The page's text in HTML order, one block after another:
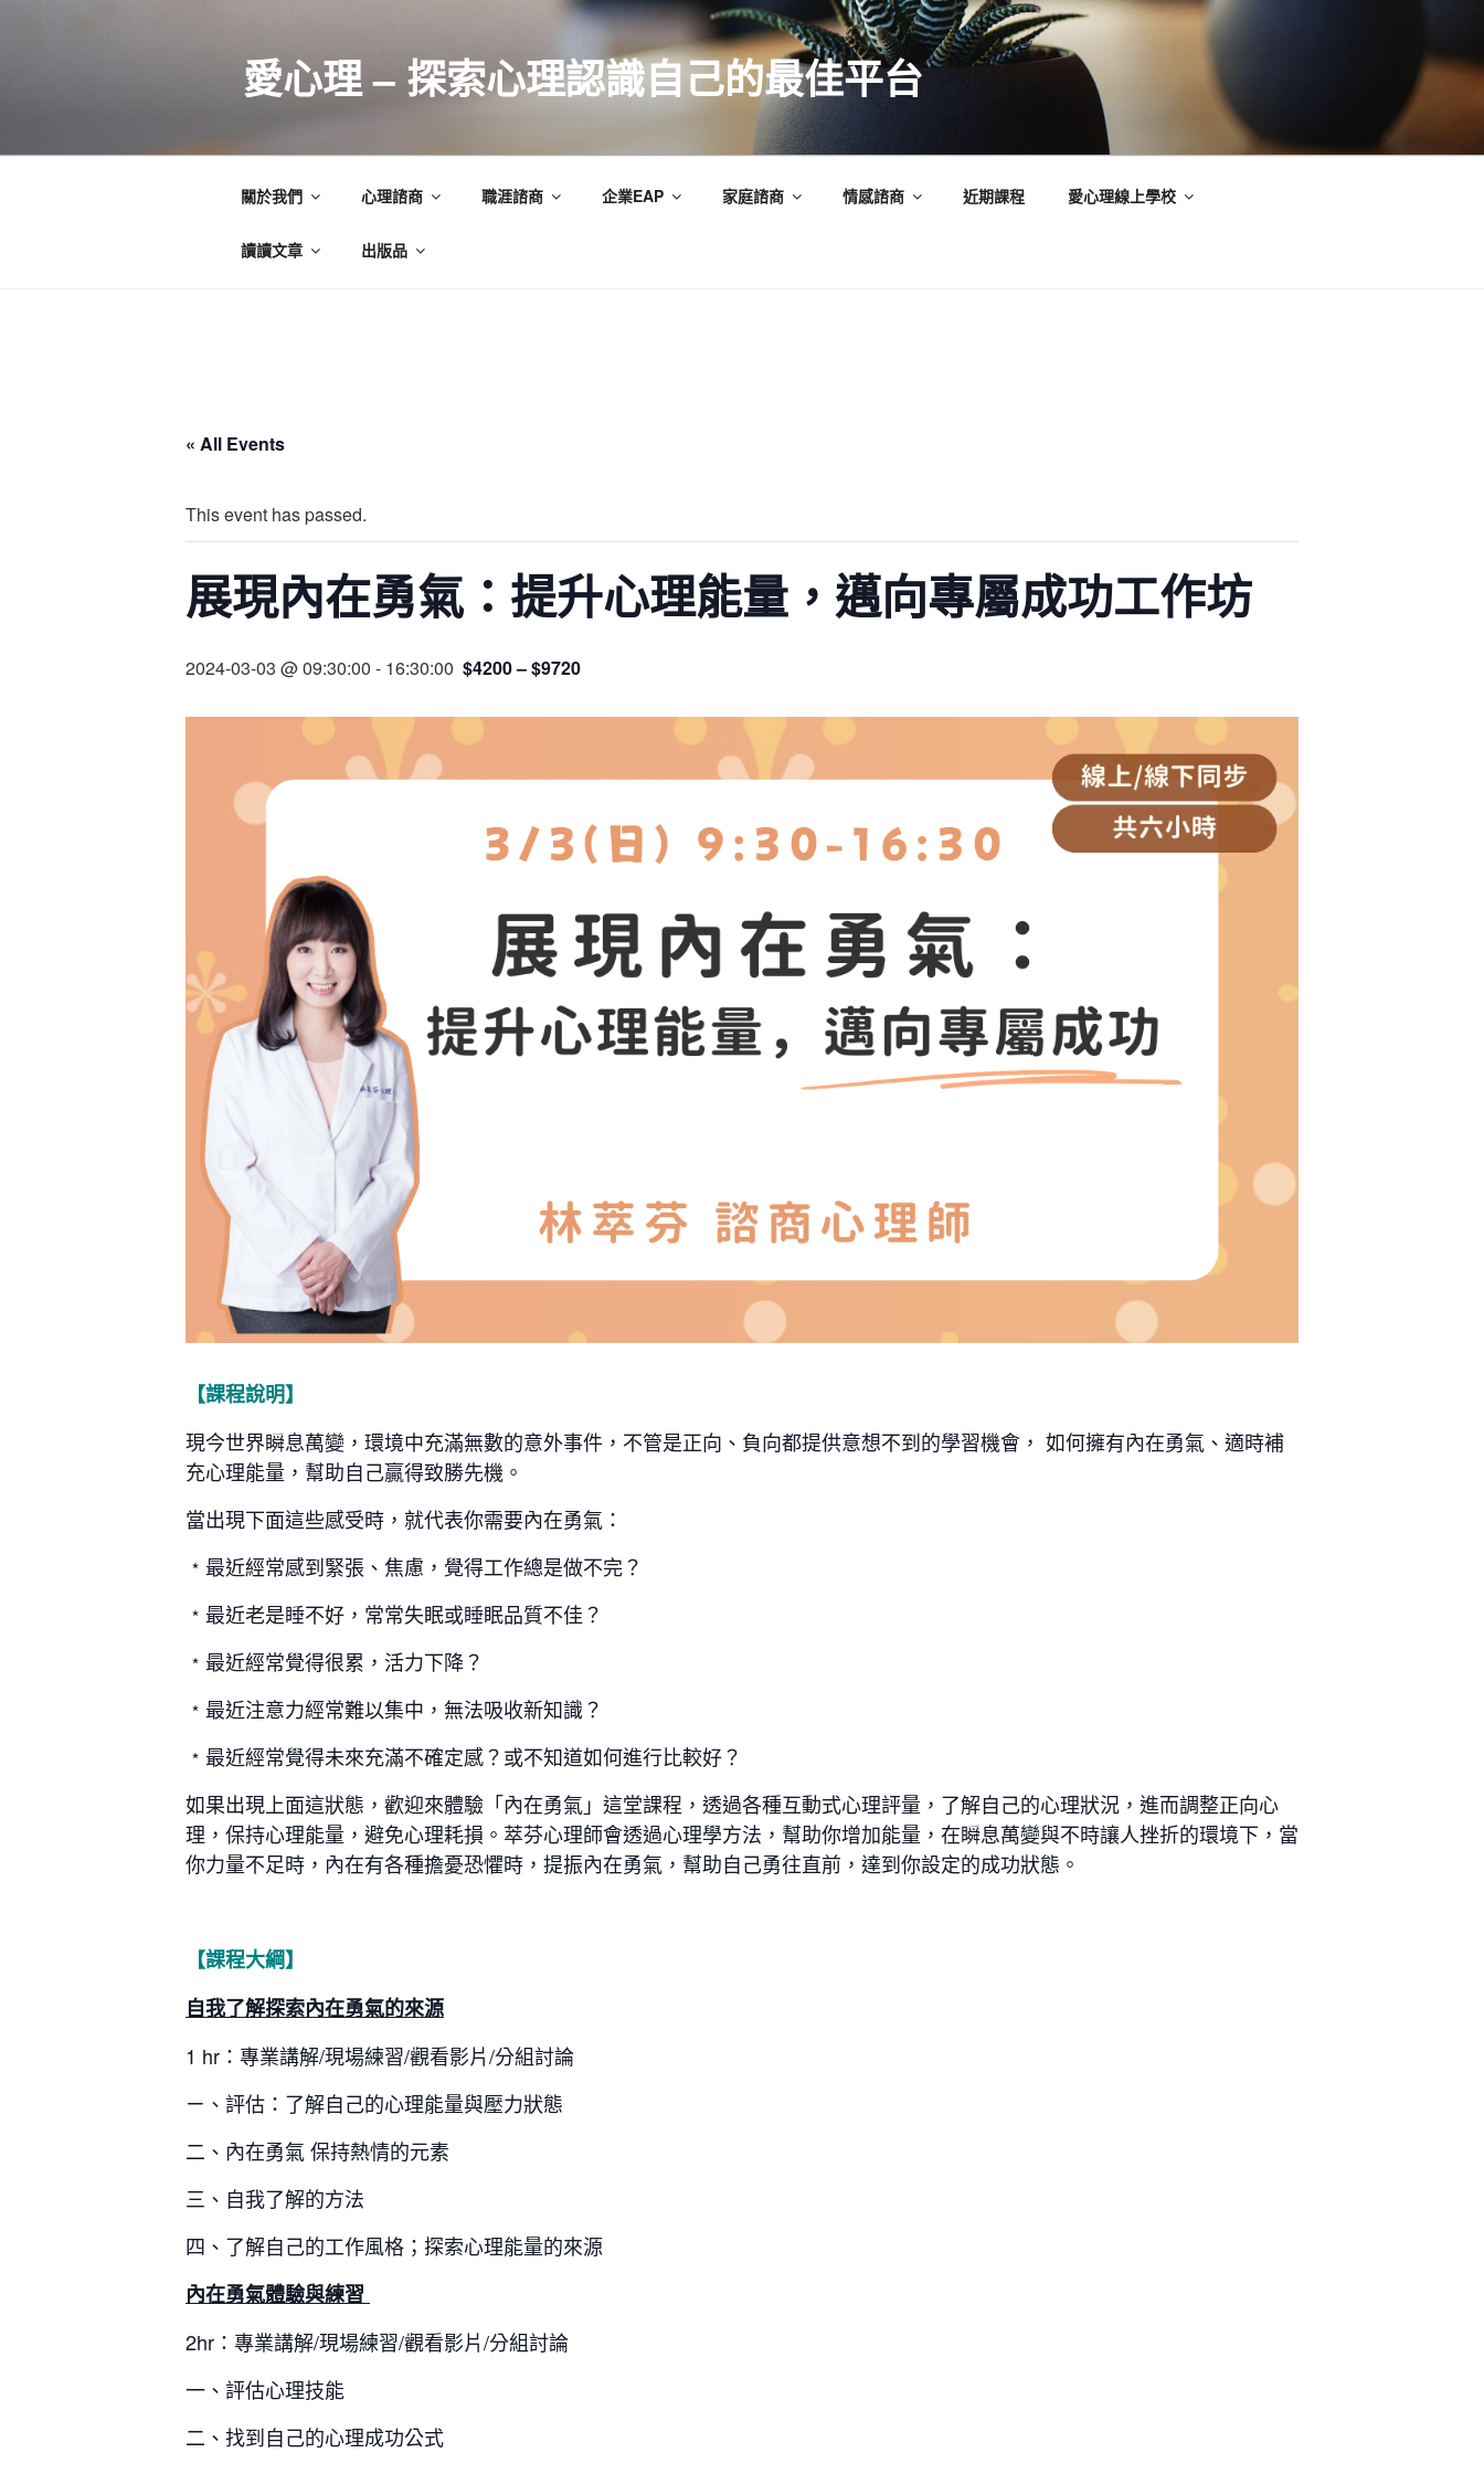
愛心理 – 探索心理認識自己的最佳平台
關於我們 心理諮商 職涯諮商 企業EAP 家庭諮商 情感諮商 近期課程 愛心理線上學校
讀讀文章 出版品
« All Events
This event has passed.
展現內在勇氣：提升心理能量，邁向專屬成功工作坊
2024-03-03 @ 09:30:00 - 16:30:00 $4200 – $9720
【課程說明】
現今世界瞬息萬變，環境中充滿無數的意外事件，不管是正向、負向都提供意想不到的學習機會， 如何擁有內在勇氣、適時補
充心理能量，幫助自己贏得致勝先機。
當出現下面這些感受時，就代表你需要內在勇氣：
﹡最近經常感到緊張、焦慮，覺得工作總是做不完？
﹡最近老是睡不好，常常失眠或睡眠品質不佳？
﹡最近經常覺得很累，活力下降？
﹡最近注意力經常難以集中，無法吸收新知識？
﹡最近經常覺得未來充滿不確定感？或不知道如何進行比較好？
如果出現上面這狀態，歡迎來體驗「內在勇氣」這堂課程，透過各種互動式心理評量，了解自己的心理狀況，進而調整正向心
理，保持心理能量，避免心理耗損。萃芬心理師會透過心理學方法，幫助你增加能量，在瞬息萬變與不時讓人挫折的環境下，當
你力量不足時，內在有各種擔憂恐懼時，提振內在勇氣，幫助自己勇往直前，達到你設定的成功狀態。
【課程大綱】
自我了解探索內在勇氣的來源
1 hr：專業講解/現場練習/觀看影片/分組討論
ㄧ、評估：了解自己的心理能量與壓力狀態
二、內在勇氣 保持熱情的元素
三、自我了解的方法
四、了解自己的工作風格；探索心理能量的來源
內在勇氣體驗與練習
2hr ： 專業講解/現場練習/觀看影片/分組討論
一、評估心理技能
二、找到自己的心理成功公式